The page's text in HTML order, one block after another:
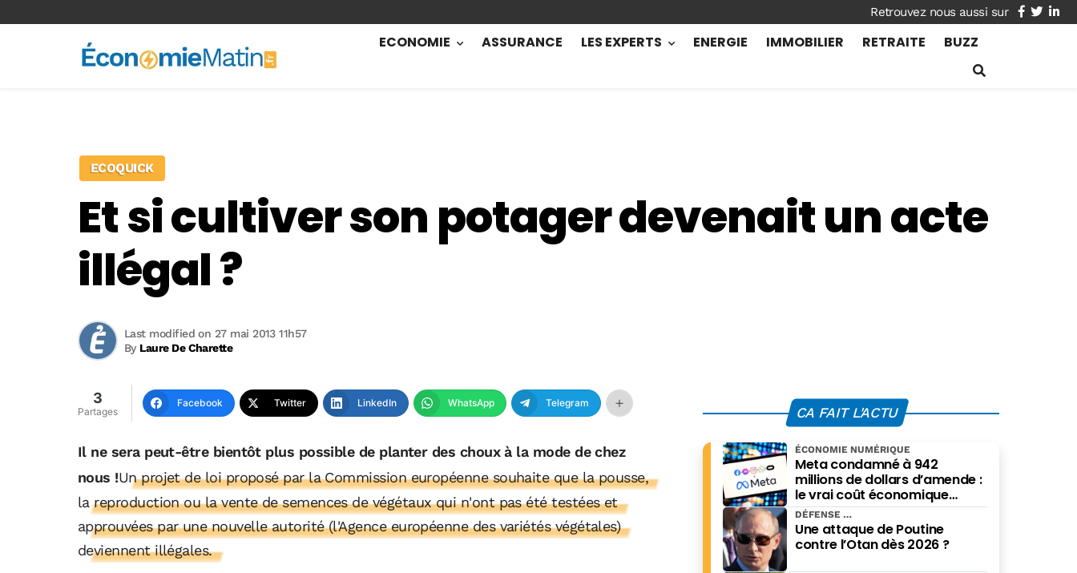
facebook
twitter
ECONOMIE ASSURANCE LES EXPERTS ENERGIE IMMOBILIER RETRAITE BUZZ
ECOQUICK
Et si cultiver son potager devenait un acte
illégal ?
By Laure De Charette
Last modified on 27 mai 2013 11h57
3
Partages
Facebook Twitter LinkedIn WhatsApp Telegram
Il ne sera peut-être bientôt plus possible de planter des choux à la mode de chez
nous !Un projet de loi proposé par la Commission européenne souhaite que la pousse,
la reproduction ou la vente de semences de végétaux qui n'ont pas été testées et
approuvées par une nouvelle autorité (l'Agence européenne des variétés végétales)
deviennent illégales.
CA FAIT L'ACTU
Meta condamné à 942
millions de dollars d’amende :
le vrai coût économique
imposé par le Nouveau-
Mexique
ÉCONOMIE NUMÉRIQUE
Une attaque de Poutine
contre l’Otan dès 2026 ?
DÉFENSE